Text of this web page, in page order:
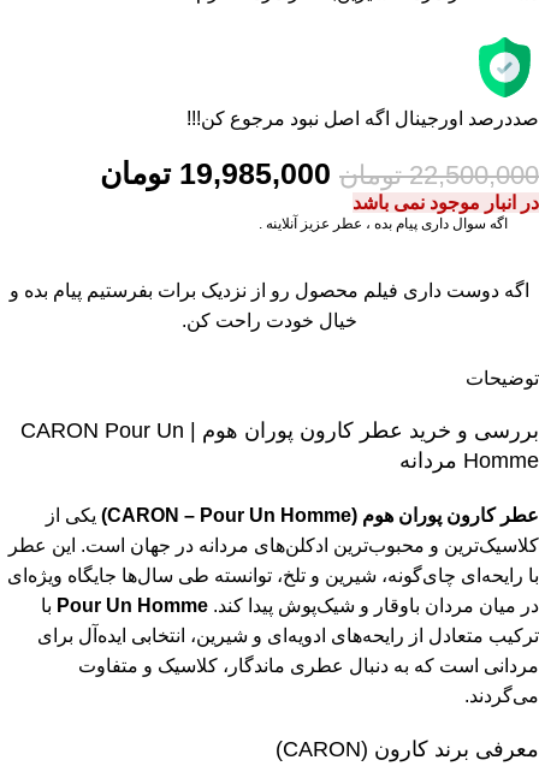
صددرصد اورجینال اگه اصل نبود مرجوع کن!!!
22,500,000 تومان 19,985,000 تومان
در انبار موجود نمی باشد
اگه سوال داری پیام بده ، عطر عزیز آنلاینه .
اگه دوست داری فیلم محصول رو از نزدیک برات بفرستیم پیام بده و
خیال خودت راحت کن.
توضیحات
بررسی و خرید عطر کارون پوران هوم | CARON Pour Un
Homme مردانه
عطر کارون پوران هوم (CARON – Pour Un Homme)
یکی از
کلاسیک‌ترین و محبوب‌ترین ادکلن‌های مردانه در جهان است. این عطر
با رایحه‌ای چای‌گونه، شیرین و تلخ، توانسته طی سال‌ها جایگاه ویژه‌ای
در میان مردان باوقار و شیک‌پوش پیدا کند. Pour Un Homme با
ترکیب متعادل از رایحه‌های ادویه‌ای و شیرین، انتخابی ایده‌آل برای
مردانی است که به دنبال عطری ماندگار، کلاسیک و متفاوت
می‌گردند.
معرفی برند کارون (CARON)